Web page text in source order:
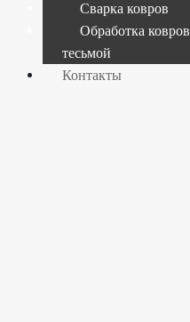
7 мм
Сварка ковров
Обработка ковров
тесьмой
Контакты